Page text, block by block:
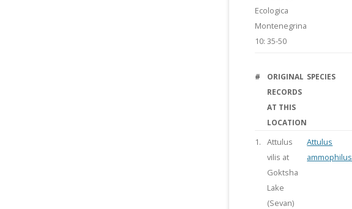
Ecologica
Montenegrina
10: 35-50
#
ORIGINAL
RECORDS
AT THIS
LOCATION
SPECIES
1.
Attulus
vilis at
Goktsha
Lake
(Sevan)
Attulus
ammophilus